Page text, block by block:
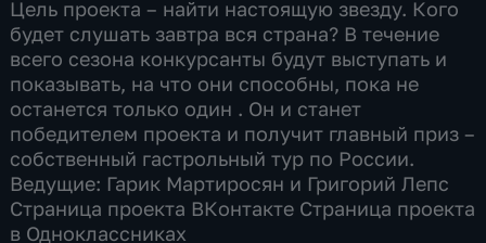
Цель проекта – найти настоящую звезду. Кого
будет слушать завтра вся страна? В течение
всего сезона конкурсанты будут выступать и
показывать, на что они способны, пока не
останется только один . Он и станет
победителем проекта и получит главный приз –
собственный гастрольный тур по России.
Ведущие: Гарик Мартиросян и Григорий Лепс
Страница проекта ВКонтакте Страница проекта
в Одноклассниках